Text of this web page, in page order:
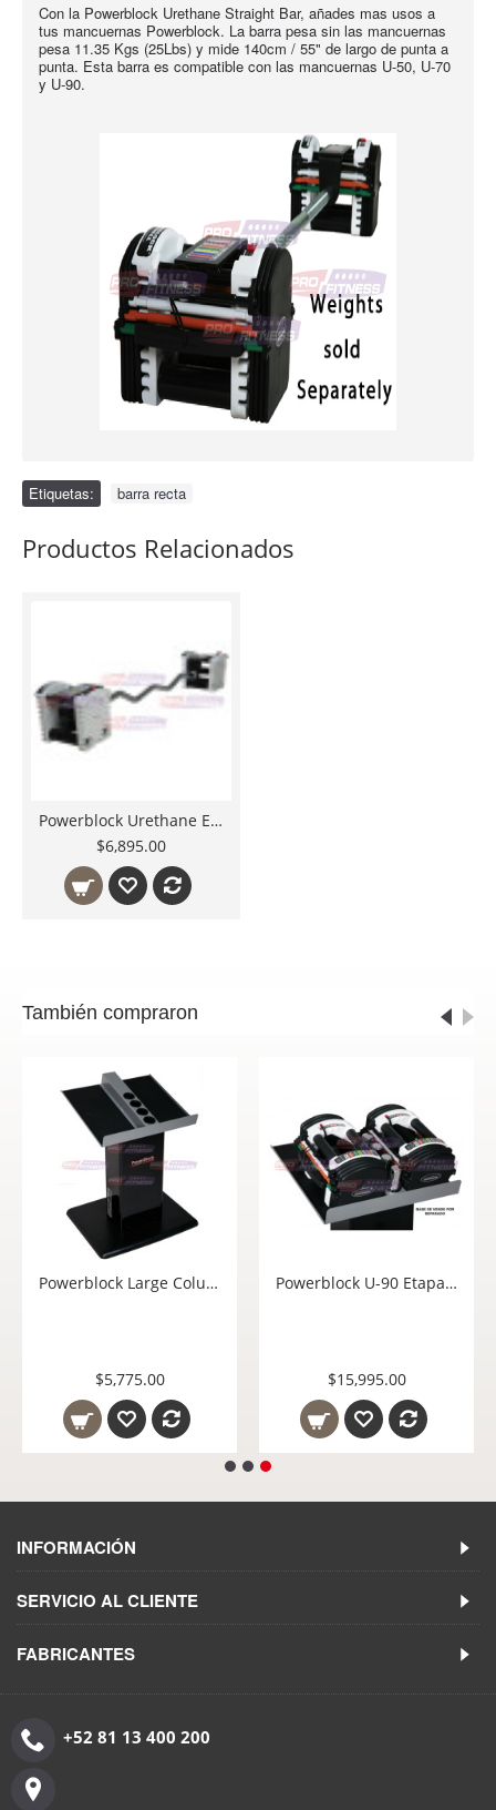
Con la Powerblock Urethane Straight Bar, añades mas usos a
tus mancuernas Powerblock. La barra pesa sin las mancuernas
pesa 11.35 Kgs (25Lbs) y mide 140cm / 55" de largo de punta a
punta. Esta barra es compatible con las mancuernas U-50, U-70
y U-90.
Etiquetas: barra recta
Productos Relacionados
Powerblock Urethane EZ Curl Bar / Barra Z 715-00130-00
$6,895.00
También compraron
Powerblock Large Column Stand 600-00143-01
$5,775.00
Powerblock U-90 Etapa 1 Juego de Mancuernas Ajustables 5-50 Lbs. 504-00114-00
$15,995.00
INFORMACIÓN
SERVICIO AL CLIENTE
FABRICANTES
+52 81 13 400 200